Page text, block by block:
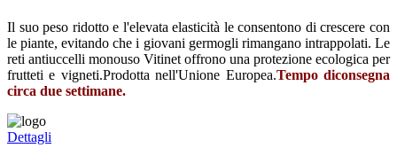
Il suo peso ridotto e l'elevata elasticità le consentono di crescere con
le piante, evitando che i giovani germogli rimangano intrappolati. Le
reti antiuccelli monouso Vitinet offrono una protezione ecologica per
frutteti e vigneti.Prodotta nell'Unione Europea.Tempo diconsegna
circa due settimane.
Dettagli